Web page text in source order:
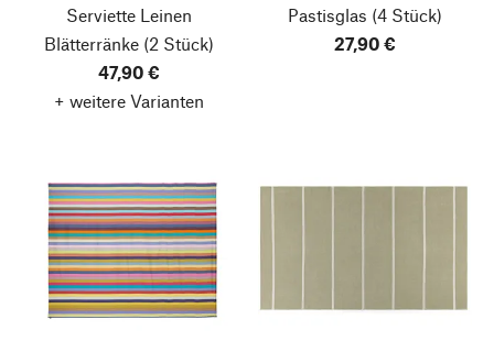
Serviette Leinen
Blätterränke (2 Stück)
47,90 €
+ weitere Varianten
Pastisglas (4 Stück)
27,90 €